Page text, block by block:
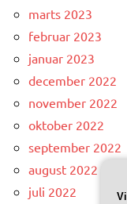
marts 2023
februar 2023
januar 2023
december 2022
november 2022
oktober 2022
september 2022
august 2022
juli 2022